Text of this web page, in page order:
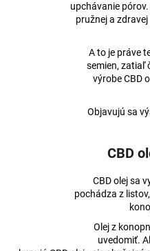
upchávanie
pružnej a
A to je práve
semien, zatiaľ
výrobe CBD
Objavujú sa
CBD
CBD olej sa
pochádza z
Olej z
uvedomiť.